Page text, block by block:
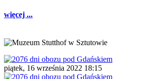
więcej ...
piątek, 16 września 2022 18:15